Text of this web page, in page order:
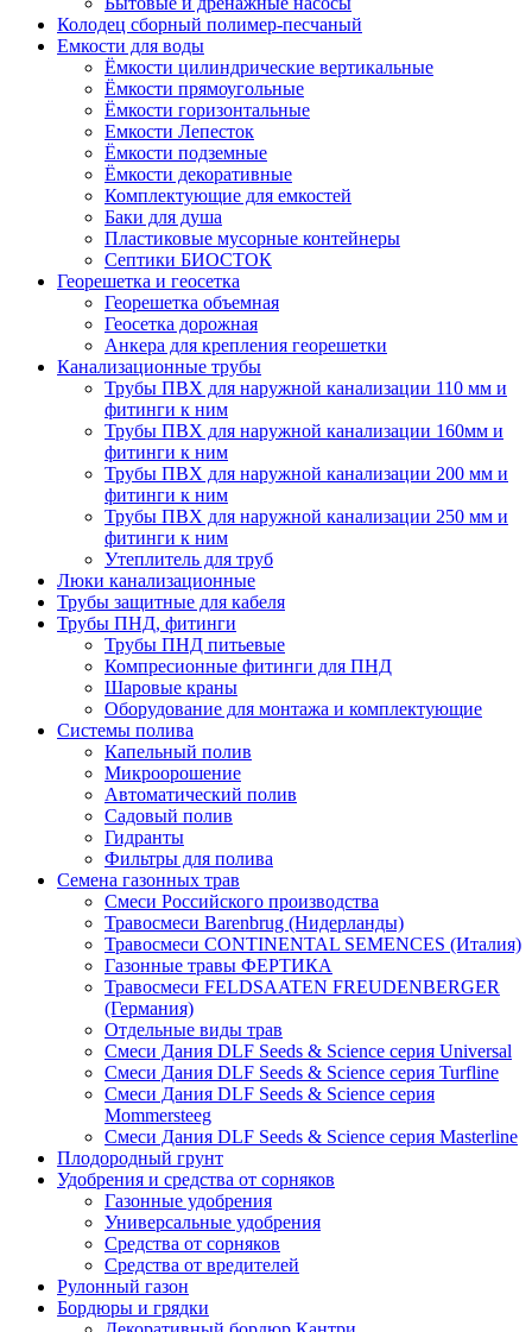
Колодец сборный полимер-песчаный
Емкости для воды
Ёмкости цилиндрические вертикальные
Ёмкости прямоугольные
Ёмкости горизонтальные
Емкости Лепесток
Ёмкости подземные
Ёмкости декоративные
Комплектующие для емкостей
Баки для душа
Пластиковые мусорные контейнеры
Септики БИОСТОК
Георешетка и геосетка
Георешетка объемная
Геосетка дорожная
Анкера для крепления георешетки
Канализационные трубы
Трубы ПВХ для наружной канализации 110 мм и
фитинги к ним
Трубы ПВХ для наружной канализации 160мм и
фитинги к ним
Трубы ПВХ для наружной канализации 200 мм и
фитинги к ним
Трубы ПВХ для наружной канализации 250 мм и
фитинги к ним
Утеплитель для труб
Люки канализационные
Трубы защитные для кабеля
Трубы ПНД, фитинги
Трубы ПНД питьевые
Компресионные фитинги для ПНД
Шаровые краны
Оборудование для монтажа и комплектующие
Системы полива
Капельный полив
Микроорошение
Автоматический полив
Садовый полив
Гидранты
Фильтры для полива
Семена газонных трав
Смеси Российского производства
Травосмеси Barenbrug (Нидерланды)
Травосмеси CONTINENTAL SEMENCES (Италия)
Газонные травы ФЕРТИКА
Травосмеси FELDSAATEN FREUDENBERGER
(Германия)
Отдельные виды трав
Смеси Дания DLF Seeds & Sciеnce серия Universal
Смеси Дания DLF Seeds & Sciеnce серия Turfline
Смеси Дания DLF Seeds & Sciеnce серия
Mommersteeg
Смеси Дания DLF Seeds & Sciеnce серия Masterline
Плодородный грунт
Удобрения и средства от сорняков
Газонные удобрения
Универсальные удобрения
Средства от сорняков
Средства от вредителей
Рулонный газон
Бордюры и грядки